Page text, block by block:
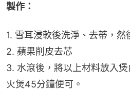
製作：
1. 雪耳浸軟後洗淨、去蒂，然
2. 蘋果削皮去芯
3. 水滾後，將以上材料放入
火煲45分鐘便可。